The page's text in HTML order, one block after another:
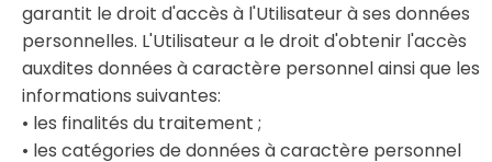
garantit le droit d'accès à l'Utilisateur à ses données
personnelles. L'Utilisateur a le droit d'obtenir l'accès
auxdites données à caractère personnel ainsi que les
informations suivantes:
• les finalités du traitement ;
• les catégories de données à caractère personnel